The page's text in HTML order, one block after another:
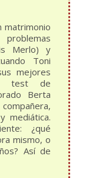
matrimonio
Merlo) y
Toni
mejores
test de
Berta
mediática.
¿qué
mismo, o
Así de